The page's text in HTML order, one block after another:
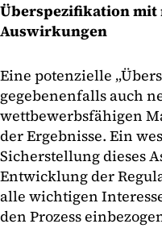
Überspezifikation mit
Auswirkungen
Eine potenzielle
gegebenenfalls auch
wettbewerbsfähigen
der Ergebnisse. Ein
Sicherstellung dieses
Entwicklung der
alle wichtigen
den Prozess